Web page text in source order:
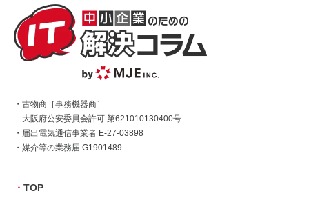
・古物商［事務機器商］
大阪府公安委員会許可 第621010130400号
・届出電気通信事業者 E-27-03898
・媒介等の業務届 G1901489
・ TOP